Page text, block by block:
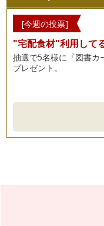
花粉の時期を乗り切る
そろそろ暖かい日も
よう…
本格的な花粉シーズン
あと１週間もすれば『
２月も半ばになり、
バレンタインを香りで
[今週の投票]
"宅配食材"利用して
抽選で5名様に『図書カ
プレゼント。